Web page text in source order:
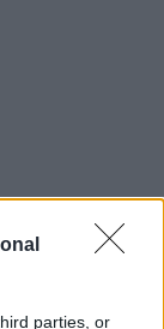
parties, or